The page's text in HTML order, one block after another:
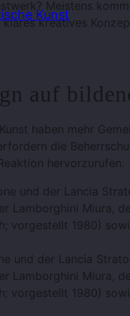
Kunst
Meistens
kreatives
auf
haben mehr
die
hervorzurufen.
und der Lancia
Lamborghini Miura,
vorgestellt 1980)